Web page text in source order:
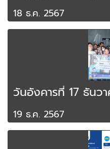
18 ธ.ค. 2567
วันอังคารที่ 17 ธันว
19 ธ.ค. 2567